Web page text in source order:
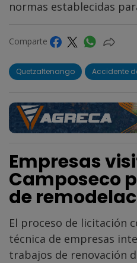
normas establecidas
Comparte
Quetzaltenango Accidente
Empresas
Camposeco
de
El proceso de licitación
técnica de empresas
trabajos de renovación